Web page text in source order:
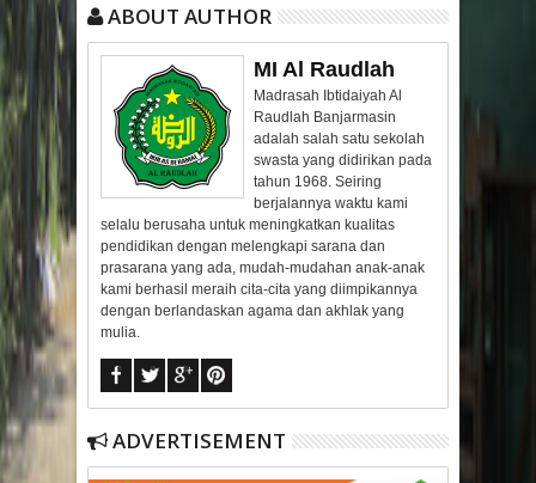
ABOUT AUTHOR
MI Al Raudlah
Madrasah Ibtidaiyah Al
Raudlah Banjarmasin
adalah salah satu sekolah
swasta yang didirikan pada
tahun 1968. Seiring
berjalannya waktu kami
selalu berusaha untuk meningkatkan kualitas
pendidikan dengan melengkapi sarana dan
prasarana yang ada, mudah-mudahan anak-anak
kami berhasil meraih cita-cita yang diimpikannya
dengan berlandaskan agama dan akhlak yang
mulia.
ADVERTISEMENT